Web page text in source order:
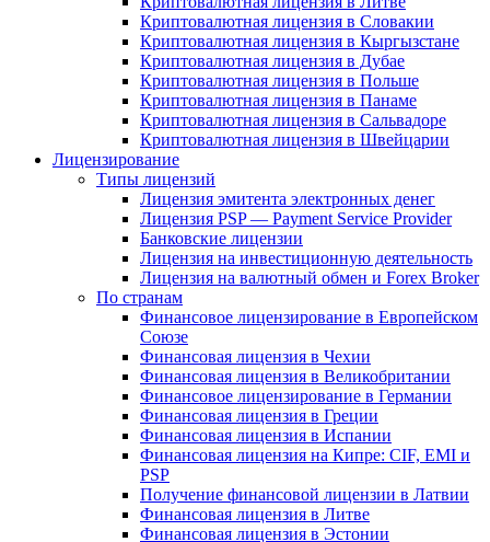
Криптовалютная лицензия в Словакии
Криптовалютная лицензия в Кыргызстане
Криптовалютная лицензия в Дубае
Криптовалютная лицензия в Польше
Криптовалютная лицензия в Панаме
Криптовалютная лицензия в Сальвадоре
Криптовалютная лицензия в Швейцарии
Лицензирование
Типы лицензий
Лицензия эмитента электронных денег
Лицензия PSP — Payment Service Provider
Банковские лицензии
Лицензия на инвестиционную деятельность
Лицензия на валютный обмен и Forex Broker
По странам
Финансовое лицензирование в Европейском
Союзе
Финансовая лицензия в Чехии
Финансовая лицензия в Великобритании
Финансовое лицензирование в Германии
Финансовая лицензия в Греции
Финансовая лицензия в Испании
Финансовая лицензия на Кипре: CIF, EMI и
PSP
Получение финансовой лицензии в Латвии
Финансовая лицензия в Литве
Финансовая лицензия в Эстонии